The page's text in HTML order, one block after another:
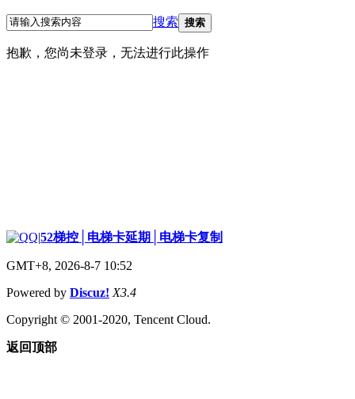
搜索 搜索
抱歉，您尚未登录，无法进行此操作
|52梯控│电梯卡延期│电梯卡复制
GMT+8, 2026-8-7 10:52
Powered by Discuz! X3.4
Copyright © 2001-2020, Tencent Cloud.
返回顶部